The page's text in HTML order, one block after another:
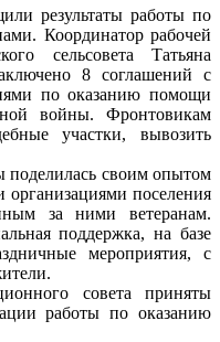
результаты работы по
Координатор рабочей
сельсовета Татьяна
8 соглашений с
по оказанию помощи
войны. Фронтовикам
участки, вывозить
поделилась своим опытом
организациями поселения
за ними ветеранам.
поддержка, на базе
мероприятия, с
совета приняты
работы по оказанию